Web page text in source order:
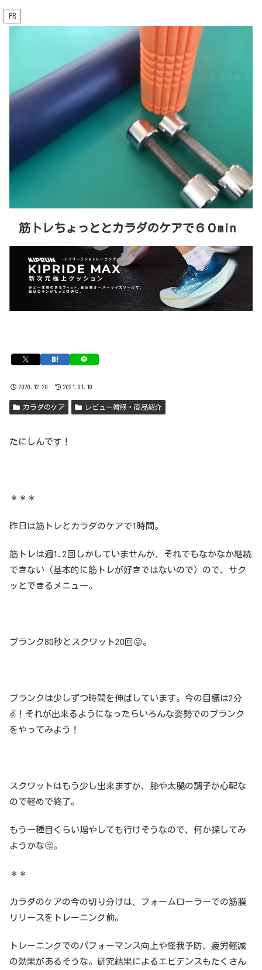
PR
筋トレちょっととカラダのケアで６０min
2020.12.26 2021.01.10
カラダのケア レビュー雑感・商品紹介
たにしんです！
＊＊＊
昨日は筋トレとカラダのケアで1時間。
筋トレは週1.2回しかしていませんが、それでもなかなか継続
できない（基本的に筋トレが好きではないので）ので、サク
ッとできるメニュー。
プランク80秒とスクワット20回😛。
プランクは少しずつ時間を伸ばしています。今の目標は2分
✌️！それが出来るようになったらいろんな姿勢でのプランク
をやってみよう！
スクワットはもう少し出来ますが、膝や太腿の調子が心配な
ので軽めで終了。
もう一種目くらい増やしても行けそうなので、何か探してみ
ようかな🤔。
＊＊
カラダのケアの今の切り分けは、フォームローラーでの筋膜
リリースをトレーニング前。
トレーニングでのパフォーマンス向上や怪我予防、疲労軽減
の効果があるそうな。研究結果によるエビデンスもたくさん